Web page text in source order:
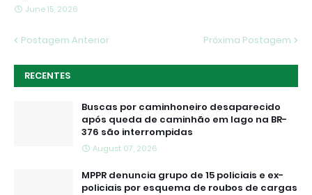
June 15, 2026
Postagem Anterior Próxima Postagem
RECENTES
Buscas por caminhoneiro desaparecido
após queda de caminhão em lago na BR-
376 são interrompidas
August 07, 2026
MPPR denuncia grupo de 15 policiais e ex-
policiais por esquema de roubos de cargas